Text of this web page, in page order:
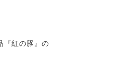
『紅の豚』の